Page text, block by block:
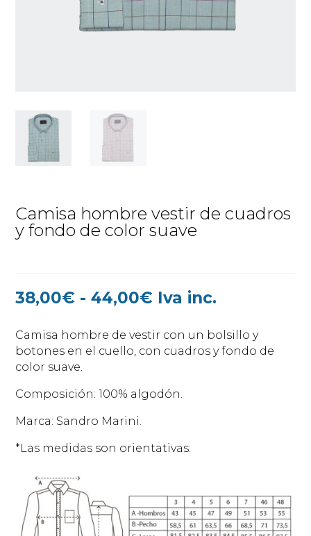
Camisa hombre vestir de cuadros
y fondo de color suave
38,00€ - 44,00€ Rango
precios:
desde
38,00€
44,00€
Iva inc.
Camisa hombre de vestir con un bolsillo y
botones en el cuello, con cuadros y fondo de
color suave.
Composición: 100% algodón.
Marca: Sandro Marini.
*Las medidas son orientativas: